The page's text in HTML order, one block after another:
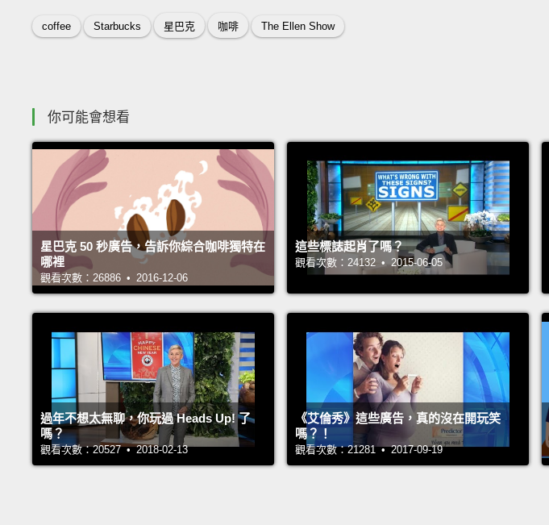
coffee Starbucks 星巴克 咖啡 The Ellen Show
你可能會想看
星巴克 50 秒廣告，告訴你綜合咖啡獨特在
哪裡
觀看次數：26886 • 2016-12-06
這些標誌起肖了嗎？
觀看次數：24132 • 2015-06-05
過年不想太無聊，你玩過 Heads Up! 了
嗎？
觀看次數：20527 • 2018-02-13
《艾倫秀》這些廣告，真的沒在開玩笑
嗎？！
觀看次數：21281 • 2017-09-19